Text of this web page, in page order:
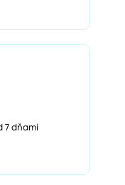
7 dňami